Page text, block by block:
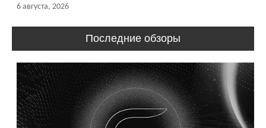
6 августа, 2026
Последние обзоры